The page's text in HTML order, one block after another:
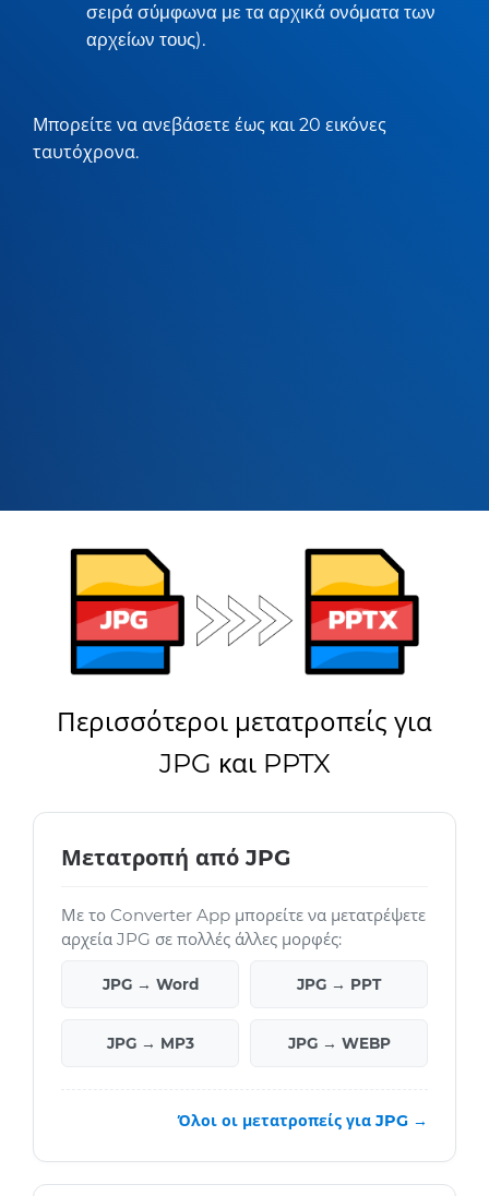
σειρά σύμφωνα με τα αρχικά ονόματα των
αρχείων τους).
Μπορείτε να ανεβάσετε έως και 20 εικόνες
ταυτόχρονα.
Περισσότεροι μετατροπείς για
JPG και PPTX
Μετατροπή από JPG
Με το Converter App μπορείτε να μετατρέψετε
αρχεία JPG σε πολλές άλλες μορφές:
JPG → Word JPG → PPT
JPG → MP3 JPG → WEBP
Όλοι οι μετατροπείς για JPG →